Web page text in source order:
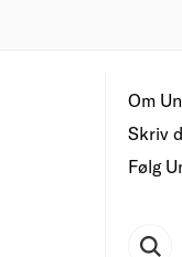
Om
Skriv
Følg